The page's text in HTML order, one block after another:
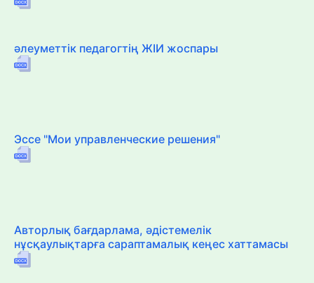
әлеуметтік педагогтің ЖІИ жоспары
Эссе "Мои управленческие решения"
Авторлық бағдарлама, әдістемелік
нұсқаулықтарға сараптамалық кеңес хаттамасы